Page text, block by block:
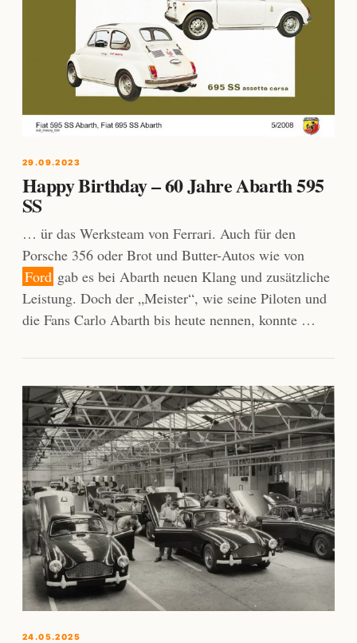
29.09.2023
Happy Birthday – 60 Jahre Abarth 595
SS
… ür das Werksteam von Ferrari. Auch für den
Porsche 356 oder Brot und Butter-Autos wie von
Ford gab es bei Abarth neuen Klang und zusätzliche
Leistung. Doch der „Meister“, wie seine Piloten und
die Fans Carlo Abarth bis heute nennen, konnte …
24.05.2025